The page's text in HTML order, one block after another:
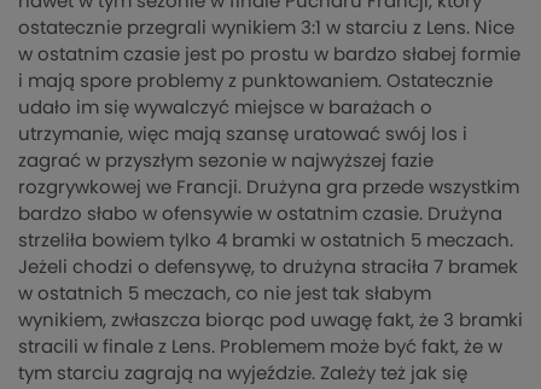
ostatecznie przegrali wynikiem 3:1 w starciu z Lens. Nice
w ostatnim czasie jest po prostu w bardzo słabej formie
i mają spore problemy z punktowaniem. Ostatecznie
udało im się wywalczyć miejsce w barażach o
utrzymanie, więc mają szansę uratować swój los i
zagrać w przyszłym sezonie w najwyższej fazie
rozgrywkowej we Francji. Drużyna gra przede wszystkim
bardzo słabo w ofensywie w ostatnim czasie. Drużyna
strzeliła bowiem tylko 4 bramki w ostatnich 5 meczach.
Jeżeli chodzi o defensywę, to drużyna straciła 7 bramek
w ostatnich 5 meczach, co nie jest tak słabym
wynikiem, zwłaszcza biorąc pod uwagę fakt, że 3 bramki
stracili w finale z Lens. Problemem może być fakt, że w
tym starciu zagrają na wyjeździe. Zależy też jak się